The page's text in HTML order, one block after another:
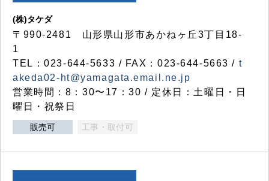
(株)タケダ
〒990-2481 山形県山形市あかねヶ丘3丁目18-
1
TEL：023-644-5633 / FAX：023-644-5663 / t
akeda02-ht@yamagata.email.ne.jp
営業時間：8：30〜17：30 / 定休日：土曜日・日
曜日・祝祭日
販売可 工事・取付可